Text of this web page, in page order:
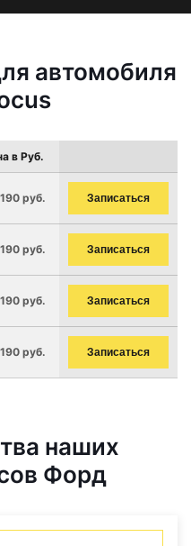
автомобиля
в Руб.
руб. Записаться
руб. Записаться
руб. Записаться
руб. Записаться
наших
Форд